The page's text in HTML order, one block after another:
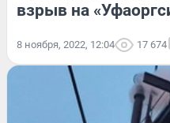
взрыв на
8 ноября, 2022, 12:04 17 674